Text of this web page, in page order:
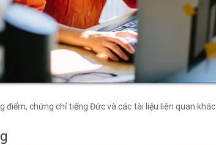
điểm, chứng chỉ tiếng Đức và các tài liệu liên quan khác.